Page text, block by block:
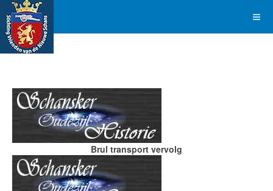
Brul transport vervolg